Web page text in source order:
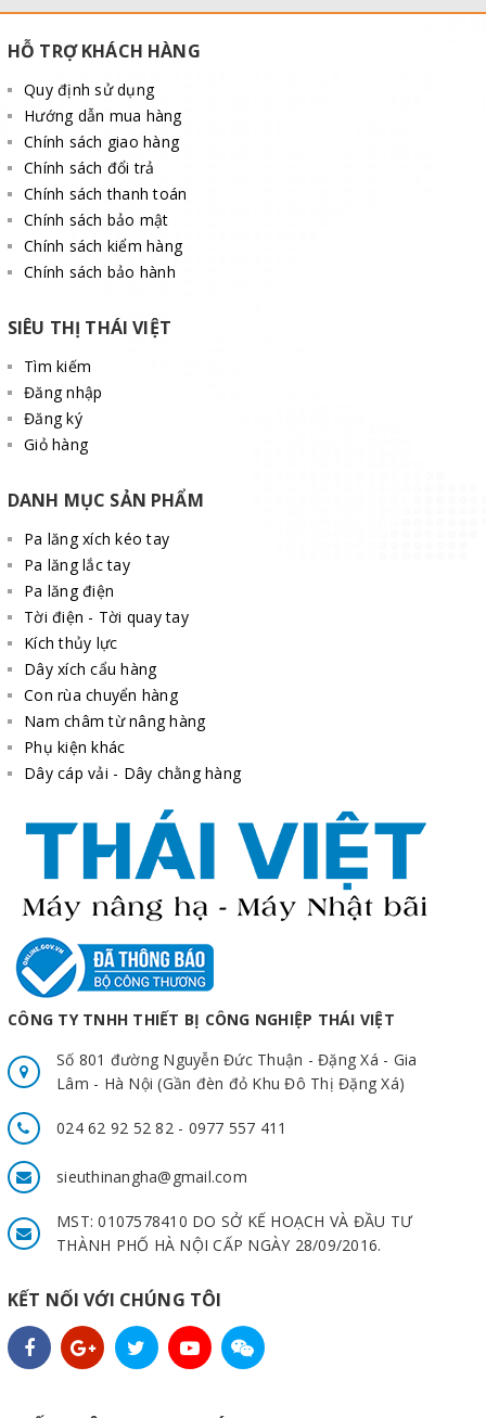
HỖ TRỢ KHÁCH HÀNG
Quy định sử dụng
Hướng dẫn mua hàng
Chính sách giao hàng
Chính sách đổi trả
Chính sách thanh toán
Chính sách bảo mật
Chính sách kiểm hàng
Chính sách bảo hành
SIÊU THỊ THÁI VIỆT
Tìm kiếm
Đăng nhập
Đăng ký
Giỏ hàng
DANH MỤC SẢN PHẨM
Pa lăng xích kéo tay
Pa lăng lắc tay
Pa lăng điện
Tời điện - Tời quay tay
Kích thủy lực
Dây xích cẩu hàng
Con rùa chuyển hàng
Nam châm từ nâng hàng
Phụ kiện khác
Dây cáp vải - Dây chằng hàng
CÔNG TY TNHH THIẾT BỊ CÔNG NGHIỆP THÁI VIỆT
Số 801 đường Nguyễn Đức Thuận - Đặng Xá - Gia
Lâm - Hà Nội (Gần đèn đỏ Khu Đô Thị Đặng Xá)
024 62 92 52 82 - 0977 557 411
sieuthinangha@gmail.com
MST: 0107578410 DO SỞ KẾ HOẠCH VÀ ĐẦU TƯ
THÀNH PHỐ HÀ NỘI CẤP NGÀY 28/09/2016.
KẾT NỐI VỚI CHÚNG TÔI